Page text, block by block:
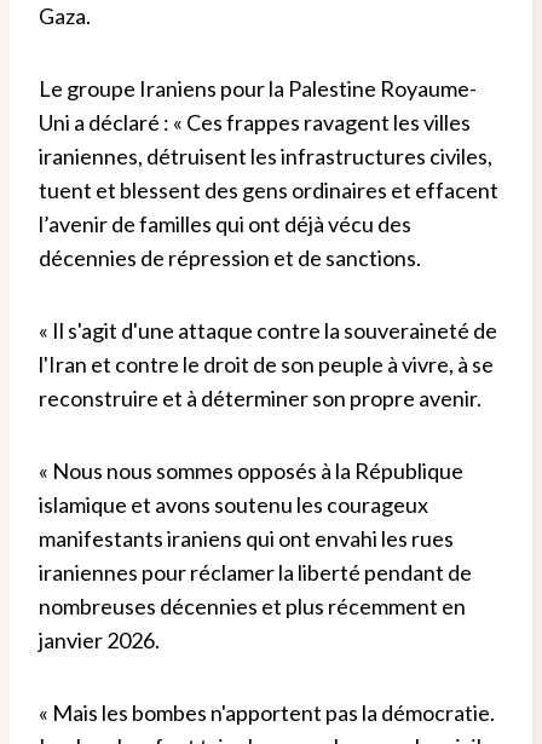
Gaza.
Le groupe Iraniens pour la Palestine Royaume-
Uni a déclaré : « Ces frappes ravagent les villes
iraniennes, détruisent les infrastructures civiles,
tuent et blessent des gens ordinaires et effacent
l’avenir de familles qui ont déjà vécu des
décennies de répression et de sanctions.
« Il s'agit d'une attaque contre la souveraineté de
l'Iran et contre le droit de son peuple à vivre, à se
reconstruire et à déterminer son propre avenir.
« Nous nous sommes opposés à la République
islamique et avons soutenu les courageux
manifestants iraniens qui ont envahi les rues
iraniennes pour réclamer la liberté pendant de
nombreuses décennies et plus récemment en
janvier 2026.
« Mais les bombes n'apportent pas la démocratie.